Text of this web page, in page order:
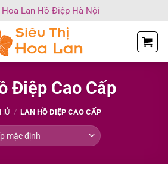
Lan Hồ Điệp Hà Nội
Điệp Cao Cấp
/ LAN HỒ ĐIỆP CAO CẤP